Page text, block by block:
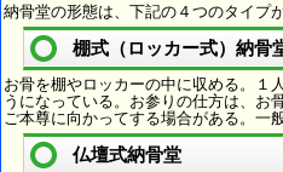
納骨堂の形態は、下記の４つのタイプが
棚式（ロッカー式）納骨
お骨を棚やロッカーの中に収める。１
うになっている。お参りの仕方は、お
ご本尊に向かってする場合がある。一
仏壇式納骨堂